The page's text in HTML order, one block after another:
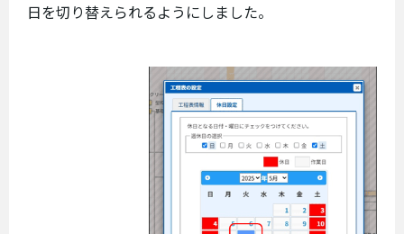
日を切り替えられるようにしました。